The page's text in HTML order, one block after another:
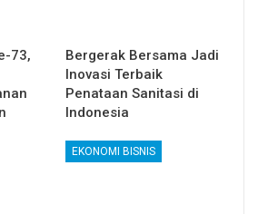
73,
Bergerak Bersama Jadi
Inovasi Terbaik
Penataan Sanitasi di
Indonesia
EKONOMI BISNIS